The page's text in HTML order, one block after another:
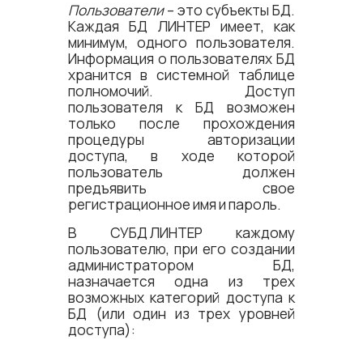
Пользователи– это субъекты БД.
Каждая БД ЛИНТЕР имеет, как
минимум, одного пользователя.
Информация о пользователях БД
хранится в системной таблице
полномочий. Доступ
пользователя к БД возможен
только после прохождения
процедуры авторизации
доступа, в ходе которой
пользователь должен
предъявить свое
регистрационное имя и пароль.
В СУБД ЛИНТЕР каждому
пользователю, при его создании
администратором БД,
назначается одна из трех
возможных категорий доступа к
БД (или один из трех уровней
доступа):